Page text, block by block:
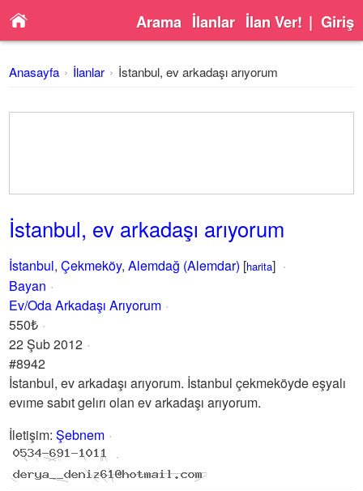
Arama İlanlar İlan Ver! | Giriş
Anasayfa İlanlar İstanbul, ev arkadaşı arıyorum
İstanbul, ev arkadaşı arıyorum
İstanbul,Çekmeköy,Alemdağ (Alemdar) [harita]
Bayan
Ev/Oda Arkadaşı Arıyorum
550₺
22 Şub 2012
#8942
İstanbul, ev arkadaşı arıyorum. İstanbul çekmeköyde eşyalı
evıme sabıt gelırı olan ev arkadaşı arıyorum.
İletişim:Şebnem